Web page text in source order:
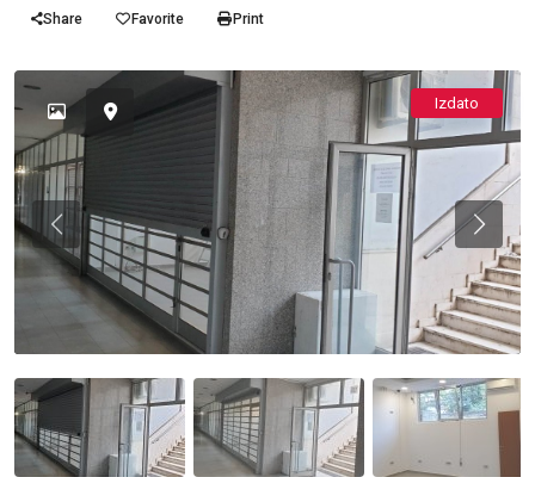
Share Favorite Print
Izdato
Previous